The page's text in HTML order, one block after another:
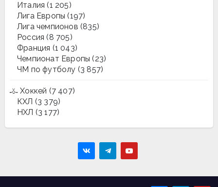
Италия (1 205)
Лига Европы (197)
Лига чемпионов (835)
Россия (8 705)
Франция (1 043)
Чемпионат Европы (23)
ЧМ по футболу (3 857)
Хоккей (7 407)
КХЛ (3 379)
НХЛ (3 177)